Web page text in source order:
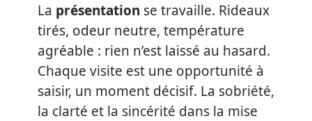
La présentation se travaille. Rideaux
tirés, odeur neutre, température
agréable : rien n’est laissé au hasard.
Chaque visite est une opportunité à
saisir, un moment décisif. La sobriété,
la clarté et la sincérité dans la mise